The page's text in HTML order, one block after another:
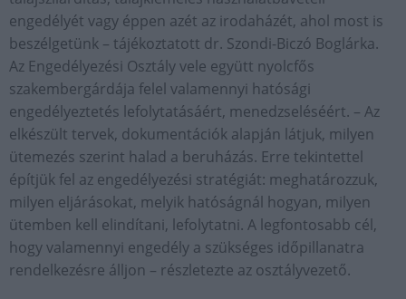
engedélyét vagy éppen azét az irodaházét, ahol most is
beszélgetünk – tájékoztatott dr. Szondi-Biczó Boglárka.
Az Engedélyezési Osztály vele együtt nyolcfős
szakembergárdája felel valamennyi hatósági
engedélyeztetés lefolytatásáért, menedzseléséért. – Az
elkészült tervek, dokumentációk alapján látjuk, milyen
ütemezés szerint halad a beruházás. Erre tekintettel
építjük fel az engedélyezési stratégiát: meghatározzuk,
milyen eljárásokat, melyik hatóságnál hogyan, milyen
ütemben kell elindítani, lefolytatni. A legfontosabb cél,
hogy valamennyi engedély a szükséges időpillanatra
rendelkezésre álljon – részletezte az osztályvezető.